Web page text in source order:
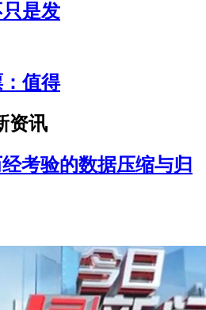
是发
值得
资讯
考验的数据压缩与归